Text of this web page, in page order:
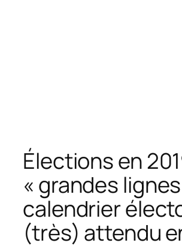
Élections en
« grandes lignes
calendrier
(très) attendu